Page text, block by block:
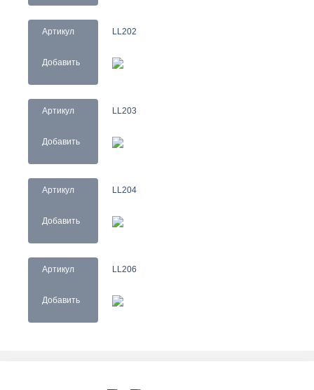
Артикул
Добавить
LL202
Артикул
Добавить
LL203
Артикул
Добавить
LL204
Артикул
Добавить
LL206